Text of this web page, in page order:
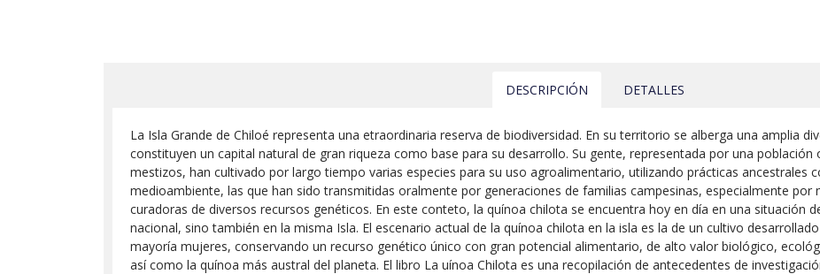
DESCRIPCIÓN DETALLES
La Isla Grande de Chiloé representa una etraordinaria reserva de biodiversidad. En su territorio se alberga una amplia
constituyen un capital natural de gran riqueza como base para su desarrollo. Su gente, representada por una población
mestizos, han cultivado por largo tiempo varias especies para su uso agroalimentario, utilizando prácticas ancestrales
medioambiente, las que han sido transmitidas oralmente por generaciones de familias campesinas, especialmente
curadoras de diversos recursos genéticos. En este conteto, la quínoa chilota se encuentra hoy en día en una situación
nacional, sino también en la misma Isla. El escenario actual de la quínoa chilota en la isla es la de un cultivo
mayoría mujeres, conservando un recurso genético único con gran potencial alimentario, de alto valor biológico,
así como la quínoa más austral del planeta. El libro La uínoa Chilota es una recopilación de antecedentes de